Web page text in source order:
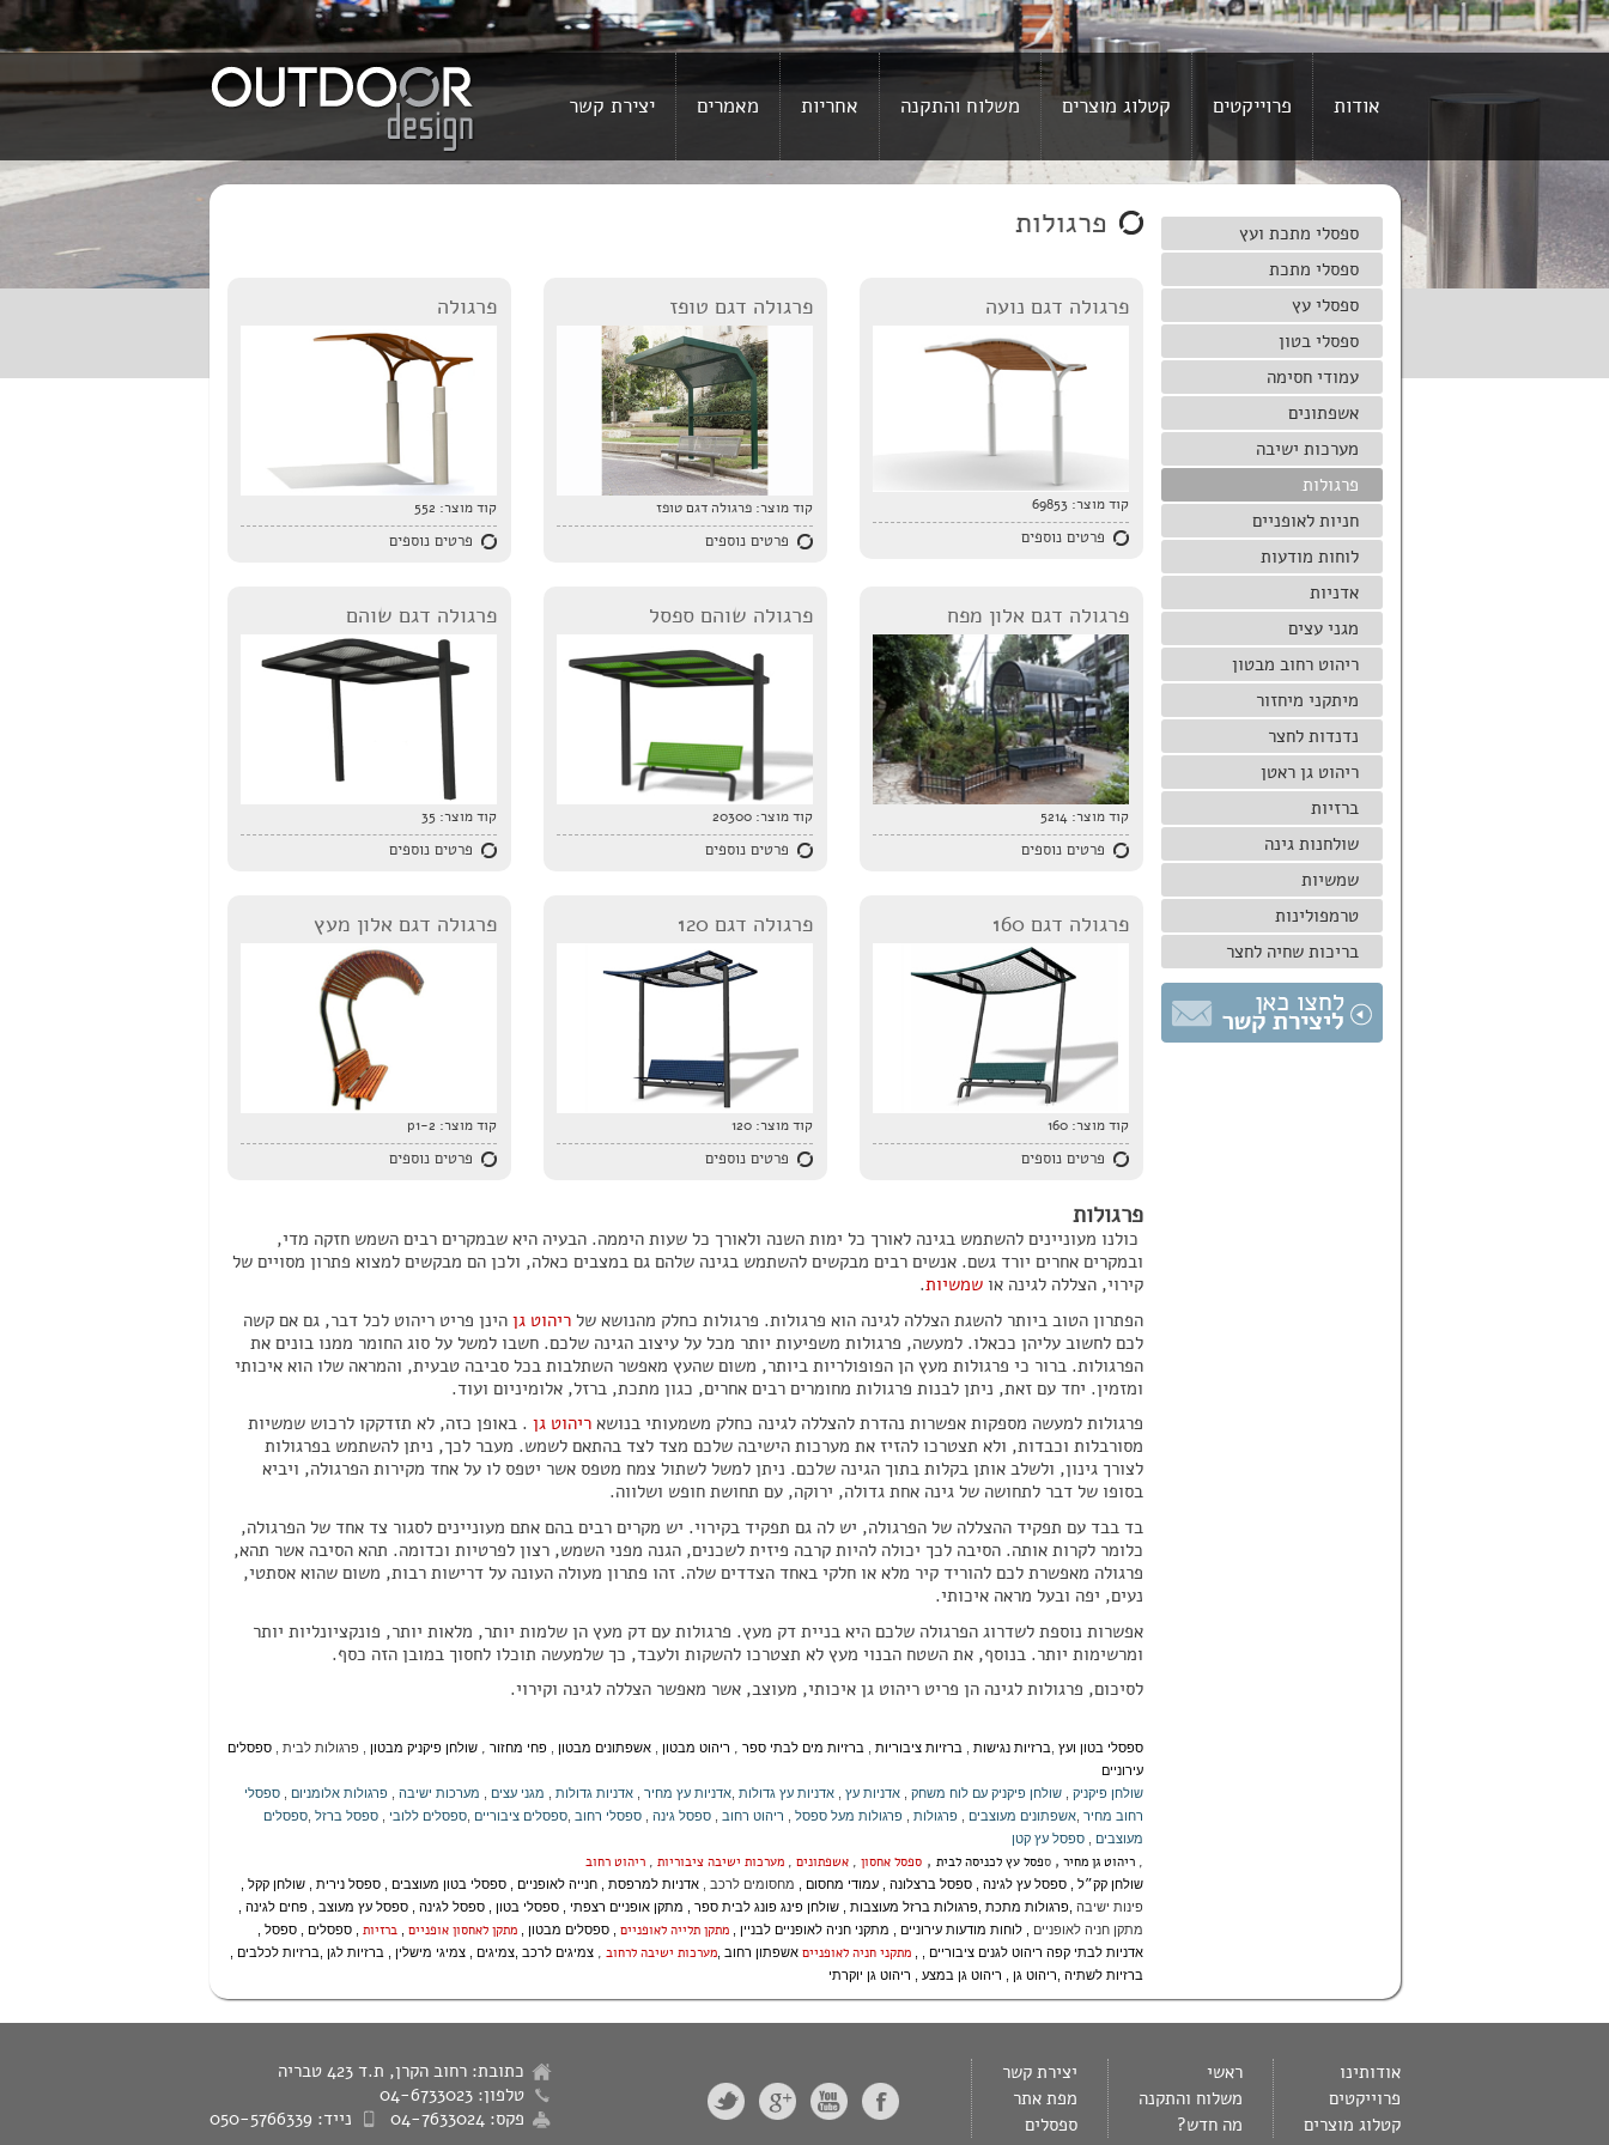
אודות פרוייקטים קטלוג מוצרים משלוח והתקנה אחריות מאמרים יצירת קשר
ספסלי מתכת ועץ
ספסלי מתכת
ספסלי עץ
ספסלי בטון
עמודי חסימה
אשפתונים
מערכות ישיבה
פרגולות
חניות לאופניים
לוחות מודעות
אדניות
מגני עצים
ריהוט רחוב מבטון
מיתקני מיחזור
נדנדות לחצר
ריהוט גן ראטן
ברזיות
שולחנות גינה
שמשיות
טרמפולינות
בריכות שחיה לחצר
פרגולות
פרגולה דגם נועה
קוד מוצר: 69853
פרטים נוספים
פרגולה דגם טופז
קוד מוצר: פרגולה דגם טופז
פרטים נוספים
פרגולה
קוד מוצר: 552
פרטים נוספים
פרגולה דגם אלון מפח
קוד מוצר: 5214
פרטים נוספים
פרגולה שוהם ספסל
קוד מוצר: 20300
פרטים נוספים
פרגולה דגם שוהם
קוד מוצר: 35
פרטים נוספים
פרגולה דגם 160
קוד מוצר: 160
פרטים נוספים
פרגולה דגם 120
קוד מוצר: 120
פרטים נוספים
פרגולה דגם אלון מעץ
קוד מוצר: p1-2
פרטים נוספים
פרגולות
כולנו מעוניינים להשתמש בגינה לאורך כל ימות השנה ולאורך כל שעות היממה. הבעיה היא שבמקרים רבים השמש חזקה מדי,
ובמקרים אחרים יורד גשם. אנשים רבים מבקשים להשתמש בגינה שלהם גם במצבים כאלה, ולכן הם מבקשים למצוא פתרון מסויים של
קירוי, הצללה לגינה אושמשיות.
הפתרון הטוב ביותר להשגת הצללה לגינה הוא פרגולות. פרגולות כחלק מהנושא שלריהוט גןהינן פריט ריהוט לכל דבר, גם אם קשה
לכם לחשוב עליהן ככאלו. למעשה, פרגולות משפיעות יותר מכל על עיצוב הגינה שלכם. חשבו למשל על סוג החומר ממנו בונים את
הפרגולות. ברור כי פרגולות מעץ הן הפופולריות ביותר, משום שהעץ מאפשר השתלבות בכל סביבה טבעית, והמראה שלו הוא איכותי
ומזמין. יחד עם זאת, ניתן לבנות פרגולות מחומרים רבים אחרים, כגון מתכת, ברזל, אלומיניום ועוד.
פרגולות למעשה מספקות אפשרות נהדרת להצללה לגינה כחלק משמעותי בנושאריהוט גן . באופן כזה, לא תזדקקו לרכוש שמשיות
מסורבלות וכבדות, ולא תצטרכו להזיז את מערכות הישיבה שלכם מצד לצד בהתאם לשמש. מעבר לכך, ניתן להשתמש בפרגולות
לצורך גינון, ולשלב אותן בקלות בתוך הגינה שלכם. ניתן למשל לשתול צמח מטפס אשר יטפס לו על אחד מקירות הפרגולה, ויביא
בסופו של דבר לתחושה של גינה אחת גדולה, ירוקה, עם תחושת חופש ושלווה.
בד בבד עם תפקיד ההצללה של הפרגולה, יש לה גם תפקיד בקירוי. יש מקרים רבים בהם אתם מעוניינים לסגור צד אחד של הפרגולה,
כלומר לקרות אותה. הסיבה לכך יכולה להיות קרבה פיזית לשכנים, הגנה מפני השמש, רצון לפרטיות וכדומה. תהא הסיבה אשר תהא,
פרגולה מאפשרת לכם להוריד קיר מלא או חלקי באחד הצדדים שלה. זהו פתרון מעולה העונה על דרישות רבות, משום שהוא אסתטי,
נעים, יפה ובעל מראה איכותי.
אפשרות נוספת לשדרוג הפרגולה שלכם היא בניית דק מעץ. פרגולות עם דק מעץ הן שלמות יותר, מלאות יותר, פונקציונליות יותר
ומרשימות יותר. בנוסף, את השטח הבנוי מעץ לא תצטרכו להשקות ולעבד, כך שלמעשה תוכלו לחסוך במובן הזה כסף.
לסיכום, פרגולות לגינה הן פריט ריהוט גן איכותי, מעוצב, אשר מאפשר הצללה לגינה וקירוי.
ספסלי בטון ועץ ברזיות נגישות ברזיות ציבוריות ברזיות מים לבתי ספר , ריהוט מבטון ,אשפתונים מבטון ,פחי מחזור ,שולחן פיקניק מבטון פרגולות לבית ,ספסלים
עירוניים
שולחן פיקניק ,שולחן פיקניק עם לוח משחק ,אדניות עץ ,אדניות עץ גדולות ,אדניות עץ מחיר ,אדניות גדולות מגני עצים מערכות ישיבה פרגולות אלומניום ,ספסלי
רחוב מחיר ,אשפתונים מעוצבים פרגולות פרגולות מעל ספסל ריהוט רחוב ,ספסל גינה ,ספסלי רחוב ,ספסלים ציבוריים ,ספסלים ללובי ,ספסל ברזל ,ספסלים
מעוצבים
,ספסל עץ קטן
,ריהוט גן מחיר , ספסל עץ לכניסה לבית ,ספסל אחסון ,אשפתונים ,מערכות ישיבה ציבוריות , ריהוט רחוב
שולחן קק״ל ,ספסל עץ לגינה ,ספסל ברצלונה ,עמודי מחסום מחסומים לרכב אדניות למרפסת ,חנייה לאופניים ,ספסלי בטון מעוצבים ,ספסל נירית ,שולחן קקל
פינות ישיבה ,פרגולות מתכת ,פרגולות ברזל מעוצבות ,שולחן פינג פונג לבית ספר מתקן אופניים רצפתי ,ספסלי בטון ,ספסל לגינה ,ספסל עץ מעוצב ,פחים לגינה
מתקן חניה לאופניים
,לוחות מודעות עירוניים מתקני חניה לאופניים לבניין ,מתקן תלייה לאופניים ,ספסלים מבטון ,מתקן לאחסון אופניים ברזיות ,ספסלים ,ספסל
אדניות לבתי קפה ריהוט לגנים ציבוריים , ,מתקני חניה לאופניים אשפתון רחוב ,מערכות ישיבה לרחוב ,צמיגים לרכב ,צמיגים ,צמיגי מישלין ברזיות לגן ברזיות לכלבים
ברזיות לשתיה ריהוט גן ריהוט גן במצע ריהוט גן יוקרתי
אודותינו
פרוייקטים
קטלוג מוצרים
ראשי
משלוח והתקנה
מה חדש?
יצירת קשר
מפת אתר
ספסלים
כתובת: רחוב הקרן, ת.ד 423 טבריה
טלפון: 04-6733023
פקס: 04-7633024
נייד: 050-5766339